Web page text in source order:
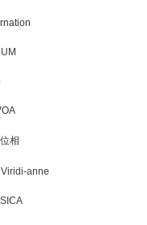
相
anne